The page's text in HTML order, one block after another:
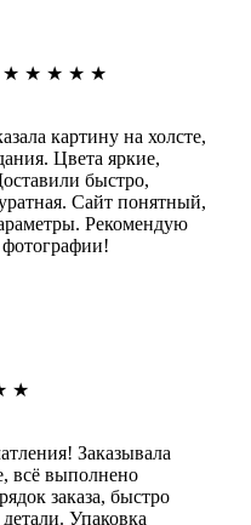
★ ★ ★ ★ ★
картину на холсте,
Цвета яркие,
быстро,
Сайт понятный,
Рекомендую
★
Заказывала
всё выполнено
заказа, быстро
Упаковка